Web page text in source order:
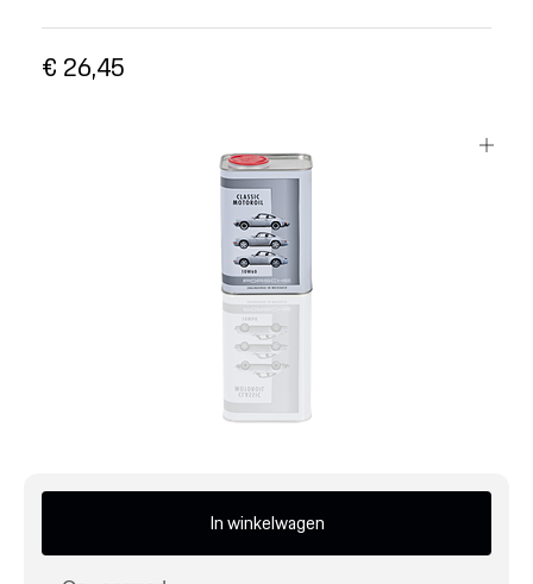
Porsche finder
€ 26,45
In winkelwagen